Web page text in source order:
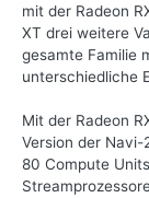
mit der Radeon
XT drei weitere
gesamte Familie
unterschiedliche
Mit der Radeon
Version der Navi-
80 Compute